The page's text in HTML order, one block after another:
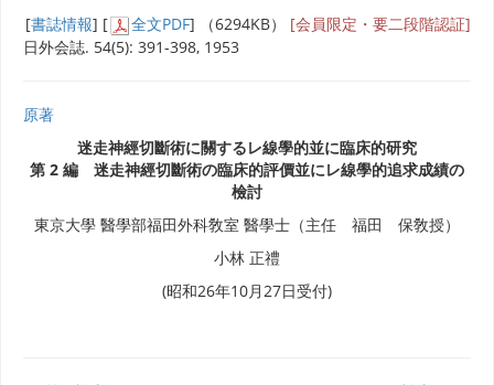
[書誌情報] [ 全文PDF] （6294KB） [会員限定・要二段階認証]
日外会誌. 54(5): 391-398, 1953
原著
迷走神經切斷術に關するレ線學的並に臨床的研究
第 2 編 迷走神經切斷術の臨床的評價並にレ線學的追求成績の
檢討
東京大學 醫學部福田外科敎室 醫學士（主任 福田 保敎授）
小林 正禮
(昭和26年10月27日受付)